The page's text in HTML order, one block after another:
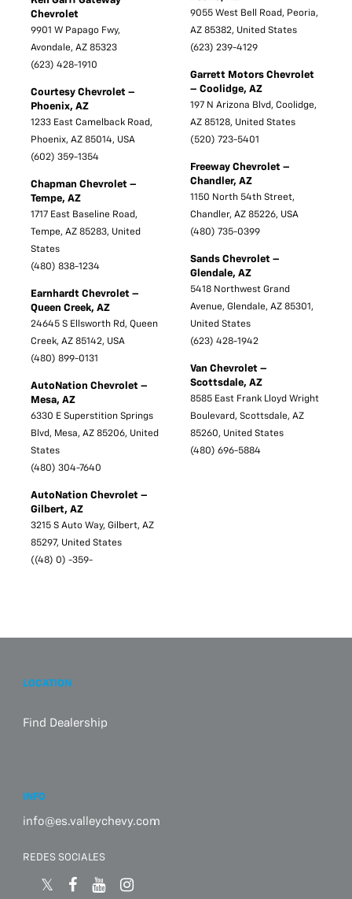
Chevrolet
9901 W Papago Fwy,
Avondale, AZ 85323
(623) 428-1910
Courtesy Chevrolet –
Phoenix, AZ
1233 East Camelback Road,
Phoenix, AZ 85014, USA
(602) 359-1354
Chapman Chevrolet –
Tempe, AZ
1717 East Baseline Road,
Tempe, AZ 85283, United
States
(480) 838-1234
Earnhardt Chevrolet –
Queen Creek, AZ
24645 S Ellsworth Rd, Queen
Creek, AZ 85142, USA
(480) 899-0131
AutoNation Chevrolet –
Mesa, AZ
6330 E Superstition Springs
Blvd, Mesa, AZ 85206, United
States
(480) 304-7640
AutoNation Chevrolet –
Gilbert, AZ
3215 S Auto Way, Gilbert, AZ
85297, United States
((48) 0) -359-
9055 West Bell Road, Peoria,
AZ 85382, United States
(623) 239-4129
Garrett Motors Chevrolet
– Coolidge, AZ
197 N Arizona Blvd, Coolidge,
AZ 85128, United States
(520) 723-5401
Freeway Chevrolet –
Chandler, AZ
1150 North 54th Street,
Chandler, AZ 85226, USA
(480) 735-0399
Sands Chevrolet –
Glendale, AZ
5418 Northwest Grand
Avenue, Glendale, AZ 85301,
United States
(623) 428-1942
Van Chevrolet –
Scottsdale, AZ
8585 East Frank Lloyd Wright
Boulevard, Scottsdale, AZ
85260, United States
(480) 696-5884
LOCATION
Find Dealership
INFO
info@es.valleychevy.com
REDES SOCIALES